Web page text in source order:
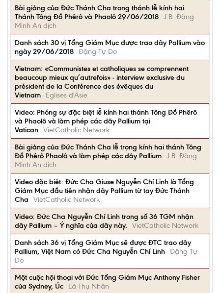
Bài giảng của Đức Thánh Cha trong thánh lễ kính hai
Thánh Tông Đồ Phêrô và Phaolô 29/06/2018 J.B. Đặng
Minh An dịch
Danh sách 30 vị Tổng Giám Mục được trao dây Pallium vào
ngày 29/06/2018 Đặng Tự Do
Vietnam: «Communistes et catholiques se comprennent
beaucoup mieux qu’autrefois» - interview exclusive du
président de la Conférence des évêques du
Vietnam
Eglises d'Asie
Video: Phóng sự đặc biệt lễ kính hai thánh Tông Đồ Phêrô
và Phaolô và làm phép các dây Pallium tại
Vatican VietCatholic Network
Bài giảng của Đức Thánh Cha lễ trọng kính hai thánh Tông
Đồ Phêrô Phaolô và làm phép các dây Pallium J.B. Đặng
Minh An dịch
Video đặc biệt: Đức Cha Giuse Nguyễn Chí Linh là Tổng
Giám Mục đầu tiên nhận dây Pallium từ tay Đức Thánh
Cha
VietCatholic Network
Video: Đức Cha Nguyễn Chí Linh trong số 36 TGM nhận
dây Pallium – Ý nghĩa của dây này.
VietCatholic Network
Danh sách 36 vị Tổng Giám Mục sẽ được ĐTC trao dây
Pallium, Việt Nam có Đức Cha Nguyễn Chí Linh Đặng Tự
Do
Một cuộc hội thoại với Đức Tổng Giám Mục Anthony Fisher
của Sydney, Úc
Lã Thụ Nhân